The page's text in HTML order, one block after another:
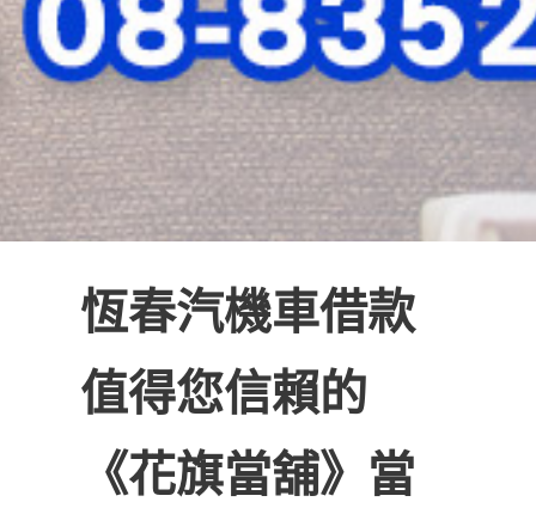
恆春汽機車借款
值得您信賴的
《花旗當舖》當